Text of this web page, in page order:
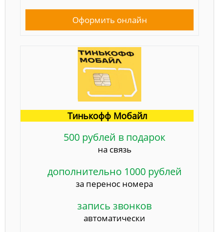
Оформить онлайн
Тинькофф Мобайл
500 рублей в подарок
на связь
дополнительно 1000 рублей
за перенос номера
запись звонков
автоматически